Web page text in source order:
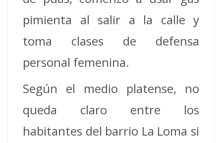
pimienta al salir a la calle y
toma clases de defensa
personal femenina.
Según el medio platense, no
queda claro entre los
habitantes del barrio La Loma si